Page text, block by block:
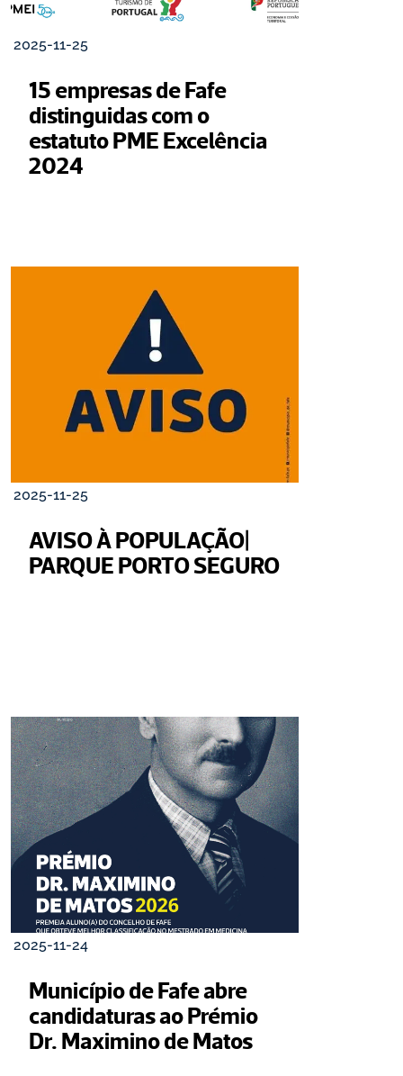
2025-11-25
15 empresas de Fafe
distinguidas com o
estatuto PME Excelência
2024
2025-11-25
AVISO À POPULAÇÃO|
PARQUE PORTO SEGURO
2025-11-24
Município de Fafe abre
candidaturas ao Prémio
Dr. Maximino de Matos